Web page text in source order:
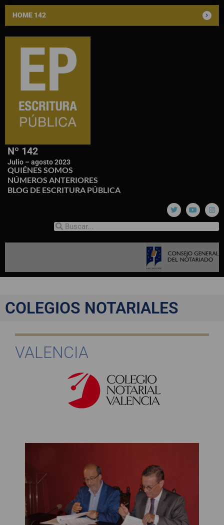
HOME 142
Nº 142
Julio – agosto 2023
QUIÉNES SOMOS
NÚMEROS ANTERIORES
BLOG DE ESCRITURA PÚBLICA
COLEGIOS NOTARIALES
VALENCIA